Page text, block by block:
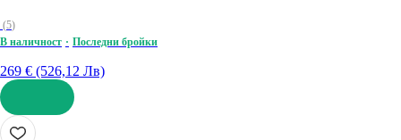
(5)
В наличност
Последни бройки
269 € (526,12 Лв)
ДОБАВИ